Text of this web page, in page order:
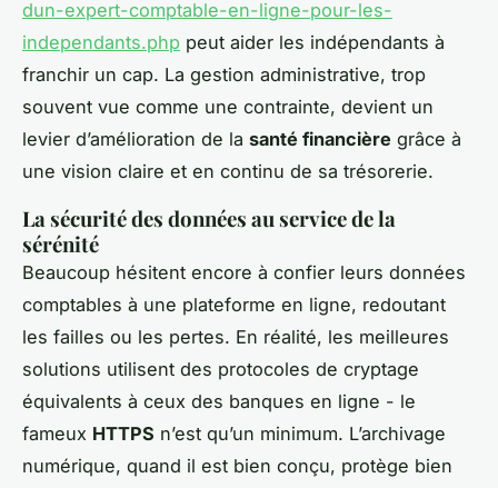
dun-expert-comptable-en-ligne-pour-les-
independants.php peut aider les indépendants à
franchir un cap. La gestion administrative, trop
souvent vue comme une contrainte, devient un
levier d’amélioration de la santé financière grâce à
une vision claire et en continu de sa trésorerie.
La sécurité des données au service de la
sérénité
Beaucoup hésitent encore à confier leurs données
comptables à une plateforme en ligne, redoutant
les failles ou les pertes. En réalité, les meilleures
solutions utilisent des protocoles de cryptage
équivalents à ceux des banques en ligne - le
fameux HTTPS n’est qu’un minimum. L’archivage
numérique, quand il est bien conçu, protège bien